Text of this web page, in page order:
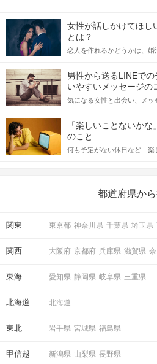
女性が話しかけてほし
とは？
恋人を作れるかどうかは、
てアプローチできるかにも左
格的に始めようとしている方
をしっかりと理解し、正しい
記事では、女性が話しかけて
合にどのような行動に繋げ
男性から送るLINEで
いやすいメッセージの
気になる女性と出会い、メ
しかし、中には「どう誘っ
っしゃるのではないでしょ
送るLINEでのデートの誘い
えながら解説するので、ぜひ
「楽しいことないか
のこと
何も予定がない休日など「
の楽しいことアイデアを集
都道府県か
関東 東京都 神奈川県 千葉県 埼玉県
関西 大阪府 京都府 兵庫県 滋賀県
東海 愛知県 静岡県 岐阜県 三重県
北海道 北海道
東北 岩手県 宮城県 福島県
甲信越 新潟県 山梨県 長野県